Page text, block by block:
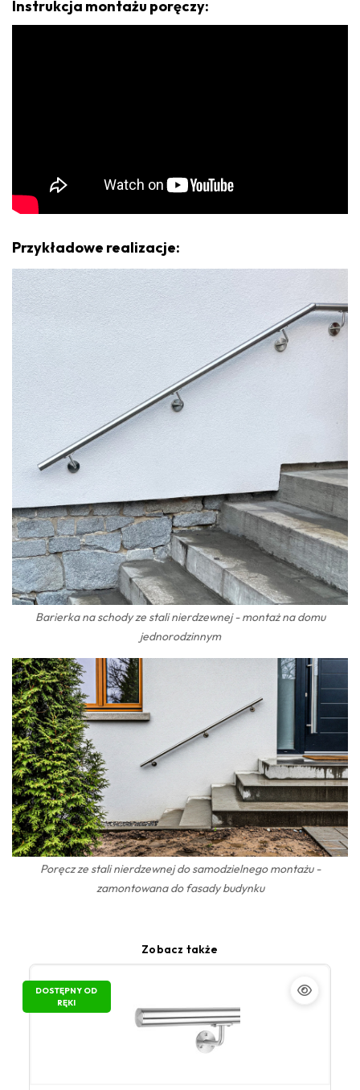
Instrukcja montażu poręczy:
Przykładowe realizacje:
Barierka na schody ze stali nierdzewnej - montaż na domu
jednorodzinnym
Poręcz ze stali nierdzewnej do samodzielnego montażu -
zamontowana do fasady budynku
Zobacz także
DOSTĘPNY OD
RĘKI